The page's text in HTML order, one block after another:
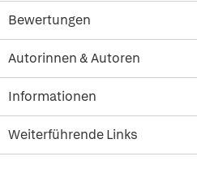
Bewertungen
Autorinnen & Autoren
Informationen
Weiterführende Links